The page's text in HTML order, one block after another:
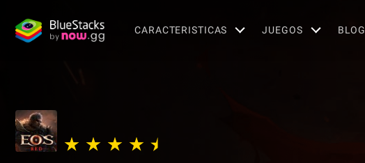
CARACTERISTICAS JUEGOS BLOG